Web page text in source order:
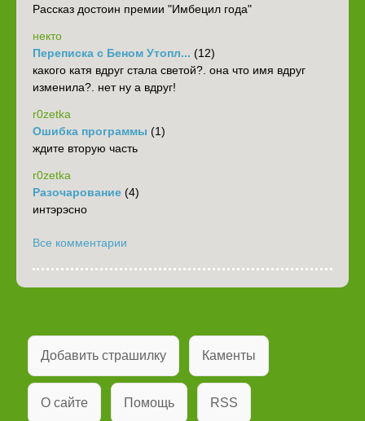
Рассказ достоин премии "Имбецил года"
некто
Переписка с Беном Утопл... (12)
какого катя вдруг стала светой?. она что имя вдруг
изменила?. нет ну а вдруг!
r0zetka
Ошибка программы (1)
ждите вторую часть
r0zetka
Разочарование (4)
интэрэсно
Все комментарии
Добавить страшилку Каменты
О сайте Помощь RSS